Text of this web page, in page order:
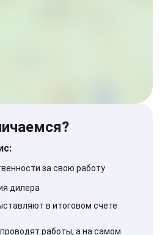
за свою работу
дилера
в итоговом счете
работы, а на самом